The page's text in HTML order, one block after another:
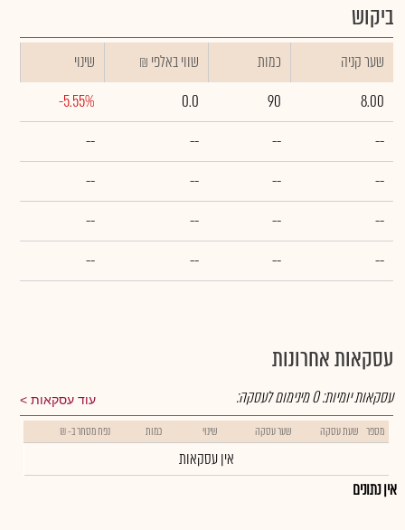
ביקוש
שער קניה כמות ₪ שווי באלפי
שינוי
8.00
90
0.0
-5.55%
--
--
--
--
--
--
--
--
--
--
--
--
--
--
--
--
עסקאות אחרונות
עוד עסקאות עסקאות יומיות:0מינימום לעסקה:
מספר שעת עסקה שער עסקה שינוי כמות נפח מסחר ב- ₪
אין עסקאות
אין נתונים